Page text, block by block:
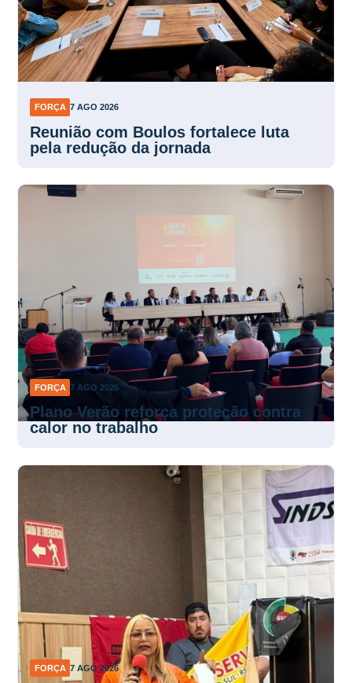
FORÇA 7 AGO 2026
Reunião com Boulos fortalece luta
pela redução da jornada
FORÇA 7 AGO 2026
Plano Verão reforça proteção contra
calor no trabalho
FORÇA 7 AGO 2026